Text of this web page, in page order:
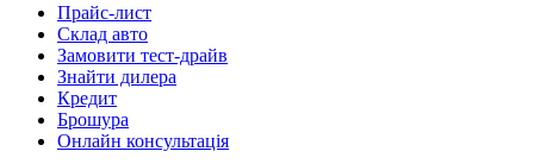
Прайс-лист
Склад авто
Замовити тест-драйв
Знайти дилера
Кредит
Брошура
Онлайн консультація